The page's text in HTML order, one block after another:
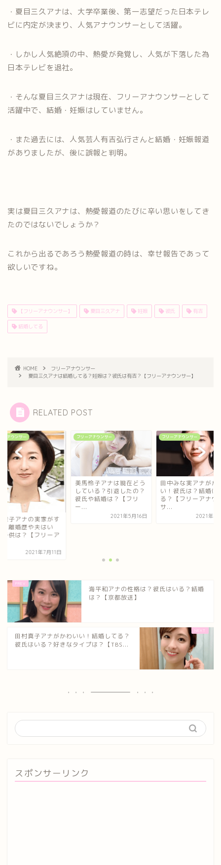
・夏目三久アナは、大学卒業後、第一志望だった日本テレ
ビに内定が決まり、人気アナウンサーとして活躍。
・しかし人気絶頂の中、熱愛が発覚し、人気が下落した為
日本テレビを退社。
・そんな夏目三久アナは現在、フリーアナウンサーとして
活躍中で、結婚・妊娠はしていません。
・また過去には、人気芸人有吉弘行さんと結婚・妊娠報道
がありましたが、後に誤報と判明。
実は夏目三久アナは、熱愛報道のたびに辛い思いをしてき
たのではないでしょうか？
これから出るであろう熱愛報道の時は、幸せ報告であって
欲しいですね。
【フリーアナウンサー】 夏目三久アナ 妊娠 彼氏 有吉
結婚してる
HOME
フリーアナウンサー
夏目三久アナは結婚してる？妊娠は？彼氏は有吉？【フリーアナウンサー】
RELATED POST
アナウンサー
貴子アナの実家がす
？離婚歴や夫はい
子供は？【フリーア
2021年7月11日
フリーアナウンサー
美馬怜子アナは現在どう
している？引退したの？
彼氏や結婚は？【フリ
ー...
2021年5月16日
フリーアナウンサー
田中みな実アナがか
い！彼氏は？結婚は
る？【フリーアナウ
サ...
2021年1
海平和アナの性格は？彼氏はいる？結婚
は？【京都放送】
田村真子アナがかわいい！結婚してる？
彼氏はいる？好きなタイプは？【TBS...
スポンサーリンク